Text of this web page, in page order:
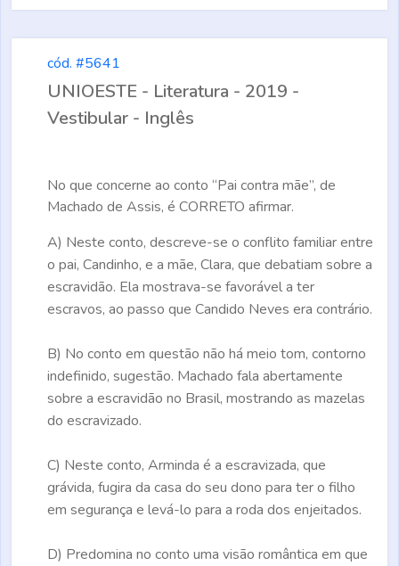
cód. #5641
UNIOESTE - Literatura - 2019 -
Vestibular - Inglês
No que concerne ao conto “Pai contra mãe”, de
Machado de Assis, é CORRETO afirmar.
A) Neste conto, descreve-se o conflito familiar entre
o pai, Candinho, e a mãe, Clara, que debatiam sobre a
escravidão. Ela mostrava-se favorável a ter
escravos, ao passo que Candido Neves era contrário.
B) No conto em questão não há meio tom, contorno
indefinido, sugestão. Machado fala abertamente
sobre a escravidão no Brasil, mostrando as mazelas
do escravizado.
C) Neste conto, Arminda é a escravizada, que
grávida, fugira da casa do seu dono para ter o filho
em segurança e levá-lo para a roda dos enjeitados.
D) Predomina no conto uma visão romântica em que